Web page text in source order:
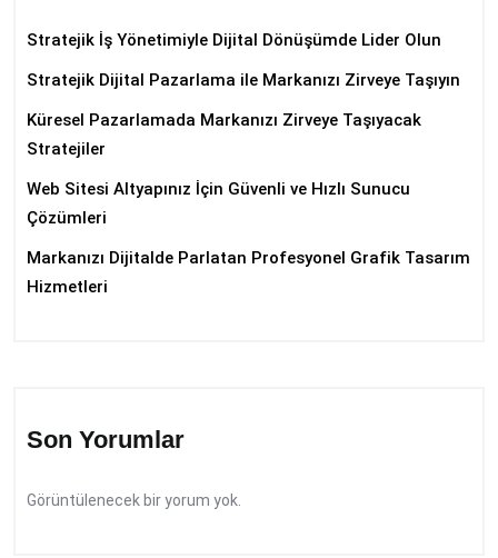
Stratejik İş Yönetimiyle Dijital Dönüşümde Lider Olun
Stratejik Dijital Pazarlama ile Markanızı Zirveye Taşıyın
Küresel Pazarlamada Markanızı Zirveye Taşıyacak
Stratejiler
Web Sitesi Altyapınız İçin Güvenli ve Hızlı Sunucu
Çözümleri
Markanızı Dijitalde Parlatan Profesyonel Grafik Tasarım
Hizmetleri
Son Yorumlar
Görüntülenecek bir yorum yok.